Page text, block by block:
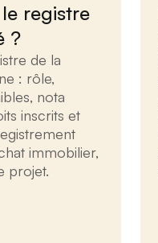
registre
?
de la
: rôle,
nota
inscrits et
immobilier,
projet.